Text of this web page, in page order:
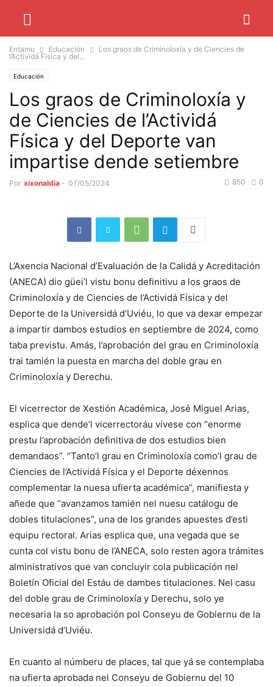
Entamu Educación
Los graos de Criminoloxía y de Ciencies de
l’Actividá Física y del...
Educación
Los graos de Criminoloxía y
de Ciencies de l’Actividá
Física y del Deporte van
impartise dende setiembre
Por xixonaldia - 07/05/2024 0
850
L’Axencia Nacional d’Evaluación de la Calidá y Acreditación
(ANECA) dio güei’l vistu bonu definitivu a los graos de
Criminoloxía y de Ciencies de l’Actividá Física y del
Deporte de la Universidá d’Uviéu, lo que va dexar empezar
a impartir dambos estudios en septiembre de 2024, como
taba previstu. Amás, l’aprobación del grau en Criminoloxía
trai tamién la puesta en marcha del doble grau en
Criminoloxía y Derechu.
El vicerrector de Xestión Académica, José Miguel Arias,
esplica que dende’l vicerrectoráu vívese con “enorme
prestu l’aprobación definitiva de dos estudios bien
demandaos”. “Tanto’l grau en Criminoloxía como’l grau de
Ciencies de l’Actividá Física y el Deporte déxennos
complementar la nuesa ufierta académica”, manifiesta y
añede que “avanzamos tamién nel nuesu catálogu de
dobles titulaciones”, una de los grandes apuestes d’esti
equipu rectoral. Arias esplica que, una vegada que se
cunta col vistu bonu de l’ANECA, solo resten agora trámites
alministrativos que van concluyir cola publicación nel
Boletín Oficial del Estáu de dambes titulaciones. Nel casu
del doble grau de Criminoloxía y Derechu, solo ye
necesaria la so aprobación pol Conseyu de Gobiernu de la
Universidá d’Uviéu.
En cuanto al númberu de places, tal que yá se contemplaba
na ufierta aprobada nel Conseyu de Gobiernu del 10